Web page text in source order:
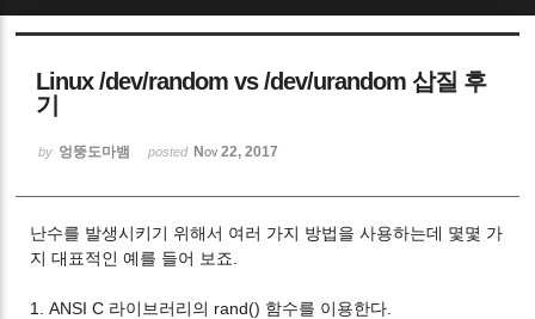
Linux /dev/random vs /dev/urandom 삽질 후
기
by 엉뚱도마뱀 posted Nov 22, 2017
난수를 발생시키기 위해서 여러 가지 방법을 사용하는데 몇몇 가
지 대표적인 예를 들어 보죠.
1. ANSI C 라이브러리의 rand() 함수를 이용한다.
Sketchbook5, 스케치북5
Sketchbook5, 스케치북5